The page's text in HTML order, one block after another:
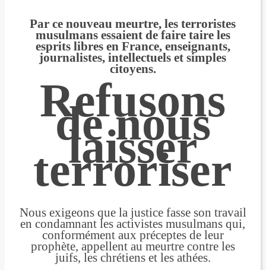
Par ce nouveau meurtre, les terroristes
musulmans essaient de faire taire les
esprits libres en France, enseignants,
journalistes, intellectuels et simples
citoyens.
Refusons
de nous
laisser
terroriser
Nous exigeons que la justice fasse son travail
en condamnant les activistes musulmans qui,
conformément aux préceptes de leur
prophète, appellent au meurtre contre les
juifs, les chrétiens et les athées.